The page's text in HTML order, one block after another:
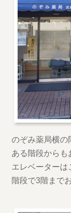
のぞみ薬局横の
ある階段からも
エレベーターは
階段で3階まで